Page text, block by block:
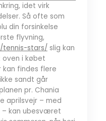
idet virk
Så ofte som
din forsinkelse
flyvning,
tennis-stars/ slig kan
i købet
kan findes flere
sandt går
pr. Chania
aprilsvejr – med
– kan ubesværet